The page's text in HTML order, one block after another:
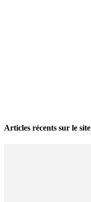
Articles récents sur le site